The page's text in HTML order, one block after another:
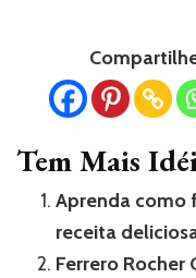
Tem Mais
Aprenda como
receita
Ferrero Rocher